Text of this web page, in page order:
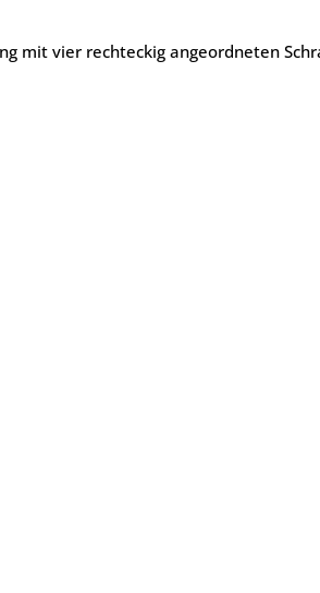
mit vier rechteckig angeordneten